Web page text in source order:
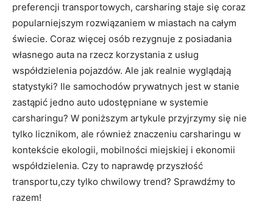
preferencji transportowych, ‌carsharing staje się coraz
popularniejszym rozwiązaniem w ⁢miastach na całym
świecie. Coraz więcej osób rezygnuje ⁢z posiadania
własnego auta na rzecz korzystania z usług
współdzielenia pojazdów. Ale jak realnie wyglądają
statystyki? Ile samochodów prywatnych jest w stanie
zastąpić jedno auto udostępniane⁣ w systemie
carsharingu? W poniższym artykule przyjrzymy ⁤się nie
tylko licznikom, ale również znaczeniu carsharingu w
kontekście ekologii, mobilności miejskiej ‍i ekonomii
współdzielenia. Czy to naprawdę przyszłość
transportu,czy tylko chwilowy trend? Sprawdźmy to
razem!